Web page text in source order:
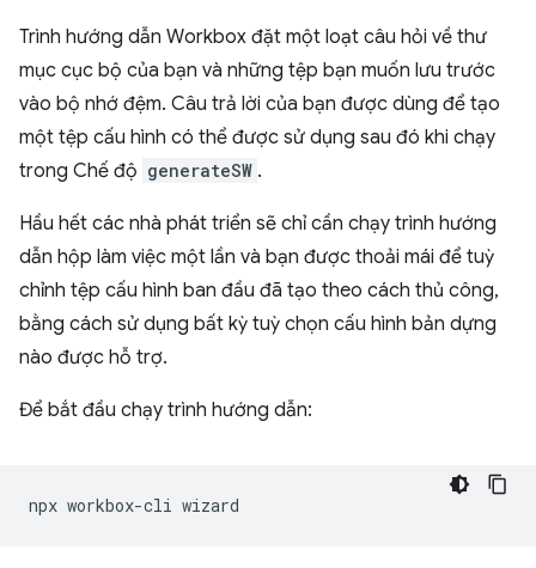
Trình hướng dẫn Workbox đặt một loạt câu hỏi về thư
mục cục bộ của bạn và những tệp bạn muốn lưu trước
vào bộ nhớ đệm. Câu trả lời của bạn được dùng để tạo
một tệp cấu hình có thể được sử dụng sau đó khi chạy
trong Chế độ generateSW .
Hầu hết các nhà phát triển sẽ chỉ cần chạy trình hướng
dẫn hộp làm việc một lần và bạn được thoải mái để tuỳ
chỉnh tệp cấu hình ban đầu đã tạo theo cách thủ công,
bằng cách sử dụng bất kỳ tuỳ chọn cấu hình bản dựng
nào được hỗ trợ.
Để bắt đầu chạy trình hướng dẫn:
npx workbox-cli